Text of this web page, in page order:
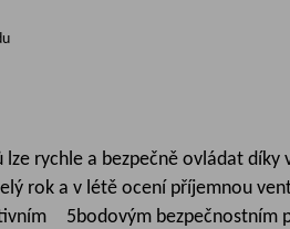
rychle a bezpečně ovládat
rok a v létě ocení příjemnou
5bodovým bezpečnostním